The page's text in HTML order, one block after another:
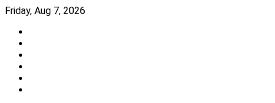
Skip
content
Friday, Aug 7, 2026